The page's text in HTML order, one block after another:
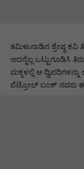
ತಮಿಳುನಾಡಿನ ಶ್ರೇಷ್ಠ ಕವಿ
ಅದನ್ನೆಲ್ಲ ಒಟ್ಟುಗೂಡಿಸಿ
ಮಕ್ಕಳಲ್ಲಿ ಆ
ಪೆಟ್ರೋಲ್ ಬಂಕ್ ನವರು